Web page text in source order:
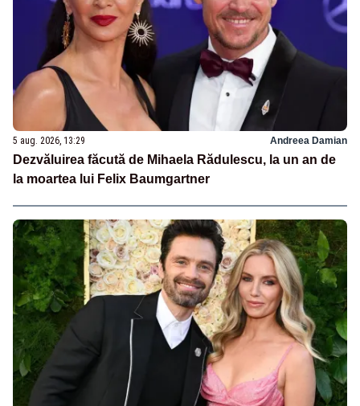
5 aug. 2026, 13:29 Andreea Damian
Dezvăluirea făcută de Mihaela Rădulescu, la un an de
la moartea lui Felix Baumgartner